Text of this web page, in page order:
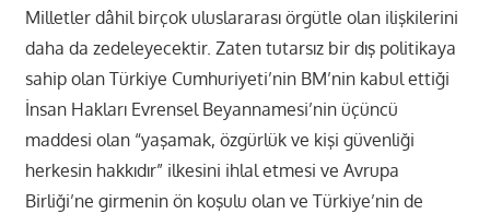
Milletler dâhil birçok uluslararası örgütle olan ilişkilerini
daha da zedeleyecektir. Zaten tutarsız bir dış politikaya
sahip olan Türkiye Cumhuriyeti’nin BM’nin kabul ettiği
İnsan Hakları Evrensel Beyannamesi’nin üçüncü
maddesi olan “yaşamak, özgürlük ve kişi güvenliği
herkesin hakkıdır” ilkesini ihlal etmesi ve Avrupa
Birliği’ne girmenin ön koşulu olan ve Türkiye’nin de